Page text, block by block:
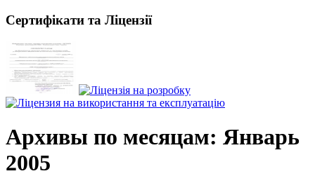
Сертифікати та Ліцензії
Архивы по месяцам: Январь
2005